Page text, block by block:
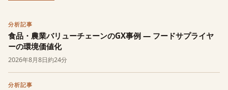
分析記事
食品・農業バリューチェーンのGX事例 — フードサプライヤ
ーの環境価値化
2026年8月8日約24分
分析記事